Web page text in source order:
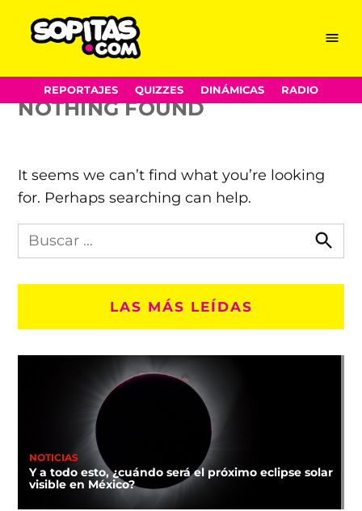
content
Menu
REPORTAJES QUIZZES DINÁMICAS RADIO
iPhone 7
NOTHING FOUND
It seems we can’t find what you’re looking
for. Perhaps searching can help.
Busca
en
LAS MÁS LEÍDAS
NOTICIAS
Y a todo esto, ¿cuándo será el próximo eclipse solar
visible en México?